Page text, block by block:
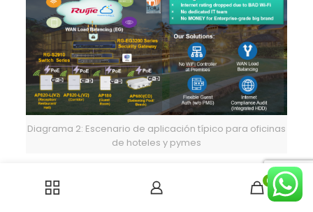
Diagrama 2: Escenario de aplicación típico para oficinas
de hoteles y pymes
0